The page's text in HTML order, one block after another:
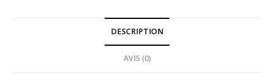
DESCRIPTION
AVIS (0)